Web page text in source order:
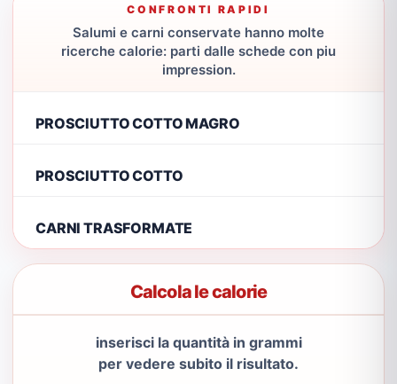
CONFRONTI RAPIDI
Salumi e carni conservate hanno molte
ricerche calorie: parti dalle schede con piu
impression.
PROSCIUTTO COTTO MAGRO
PROSCIUTTO COTTO
CARNI TRASFORMATE
Calcola le calorie
inserisci la quantità in grammi
per vedere subito il risultato.